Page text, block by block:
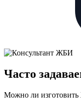
Часто
Можно ли